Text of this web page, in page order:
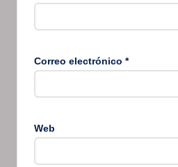
Correo electrónico *
Web